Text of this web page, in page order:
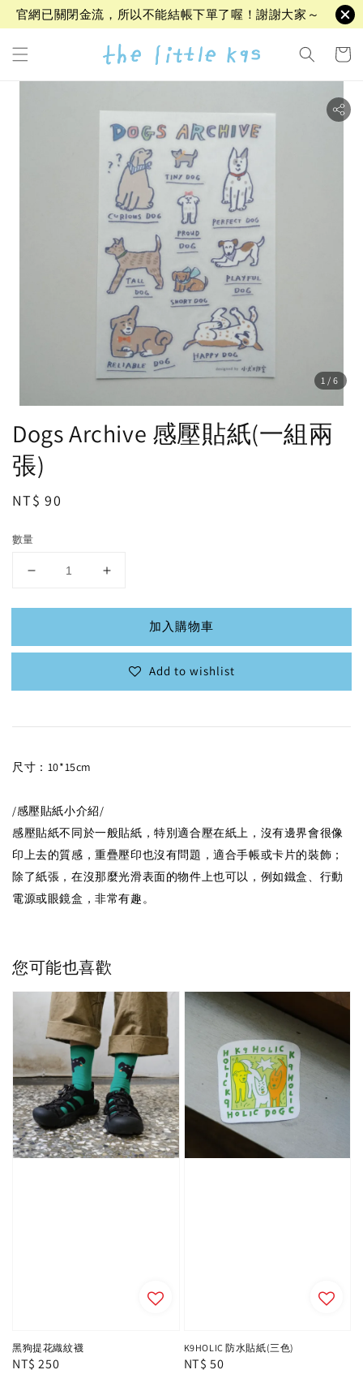
官網已關閉金流，所以不能結帳下單了喔！謝謝大家～
1 /6
Dogs Archive 感壓貼紙(一組兩
張)
Regular
NT$ 90
數量
加入購物車
Add to wishlist
尺寸：10*15cm
/感壓貼紙小介紹/
感壓貼紙不同於一般貼紙，特別適合壓在紙上，沒有邊界會很像
印上去的質感，重疊壓印也沒有問題，適合手帳或卡片的裝飾；
除了紙張，在沒那麼光滑表面的物件上也可以，例如鐵盒、行動
電源或眼鏡盒，非常有趣。
您可能也喜歡
黑狗提花織紋襪
Regular
NT$ 250
K9HOLIC 防水貼紙(三色)
Regular
NT$ 50